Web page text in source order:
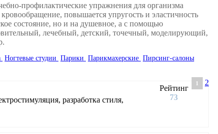
профилактические упражнения для организма
повышается упругость и эластичность
состояние, но и на душевное, а с помощью
лечебный, детский, точечный, моделирующий,
Ногтевые студии Парики Парикмахерские Пирсинг-салоны
1 2
Рейтинг
73
разработка стиля,